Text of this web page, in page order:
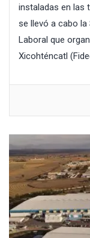
instaladas en las
se llevó a cabo la
Laboral que
Xicohténcatl